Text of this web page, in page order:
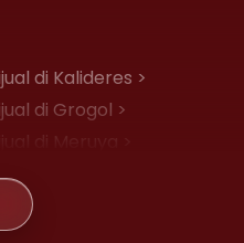
di Kalideres >
di Grogol >
di Meruya >
di Joglo >